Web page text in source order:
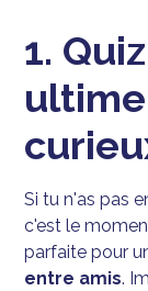
1.
Si tu n'as pas
c'est le
parfaite pour
entre amis.